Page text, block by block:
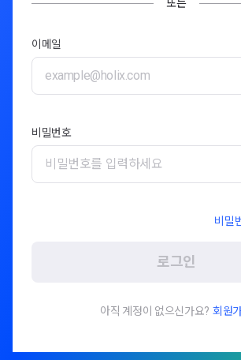
또는
이메일
비밀번호
비밀
로그인
아직 계정이 없으신가요? 회원